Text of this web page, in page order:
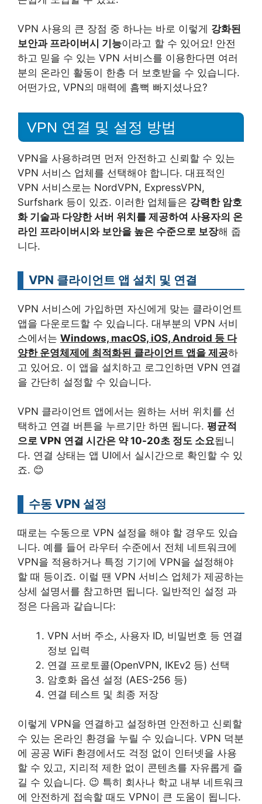
VPN 사용의 큰 장점 중 하나는 바로 이렇게 강화된
보안과 프라이버시 기능이라고 할 수 있어요! 안전
하고 믿을 수 있는 VPN 서비스를 이용한다면 여러
분의 온라인 활동이 한층 더 보호받을 수 있습니다.
어떤가요, VPN의 매력에 흠뻑 빠지셨나요?
VPN 연결 및 설정 방법
VPN을 사용하려면 먼저 안전하고 신뢰할 수 있는
VPN 서비스 업체를 선택해야 합니다. 대표적인
VPN 서비스로는 NordVPN, ExpressVPN,
Surfshark 등이 있죠. 이러한 업체들은 강력한 암호
화 기술과 다양한 서버 위치를 제공하여 사용자의 온
라인 프라이버시와 보안을 높은 수준으로 보장해 줍
니다.
VPN 클라이언트 앱 설치 및 연결
VPN 서비스에 가입하면 자신에게 맞는 클라이언트
앱을 다운로드할 수 있습니다. 대부분의 VPN 서비
스에서는 Windows, macOS, iOS, Android 등 다
양한 운영체제에 최적화된 클라이언트 앱을 제공하
고 있어요. 이 앱을 설치하고 로그인하면 VPN 연결
을 간단히 설정할 수 있습니다.
VPN 클라이언트 앱에서는 원하는 서버 위치를 선
택하고 연결 버튼을 누르기만 하면 됩니다. 평균적
으로 VPN 연결 시간은 약 10-20초 정도 소요됩니
다. 연결 상태는 앱 UI에서 실시간으로 확인할 수 있
죠. 😊
수동 VPN 설정
때로는 수동으로 VPN 설정을 해야 할 경우도 있습
니다. 예를 들어 라우터 수준에서 전체 네트워크에
VPN을 적용하거나 특정 기기에 VPN을 설정해야
할 때 등이죠. 이럴 땐 VPN 서비스 업체가 제공하는
상세 설명서를 참고하면 됩니다. 일반적인 설정 과
정은 다음과 같습니다:
VPN 서버 주소, 사용자 ID, 비밀번호 등 연결
정보 입력
연결 프로토콜(OpenVPN, IKEv2 등) 선택
암호화 옵션 설정 (AES-256 등)
연결 테스트 및 최종 저장
이렇게 VPN을 연결하고 설정하면 안전하고 신뢰할
수 있는 온라인 환경을 누릴 수 있습니다. VPN 덕분
에 공공 WiFi 환경에서도 걱정 없이 인터넷을 사용
할 수 있고, 지리적 제한 없이 콘텐츠를 자유롭게 즐
길 수 있습니다. 😉 특히 회사나 학교 내부 네트워크
에 안전하게 접속할 때도 VPN이 큰 도움이 됩니다.